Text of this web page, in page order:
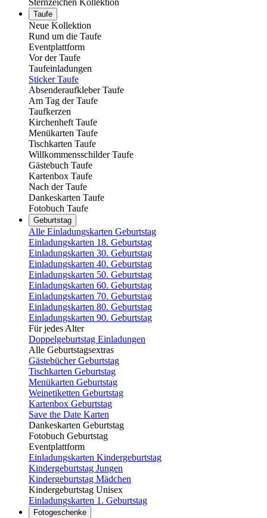
Sternzeichen Kollektion
Taufe
Neue Kollektion
Rund um die Taufe
Eventplattform
Vor der Taufe
Taufeinladungen
Sticker Taufe
Absenderaufkleber Taufe
Am Tag der Taufe
Taufkerzen
Kirchenheft Taufe
Menükarten Taufe
Tischkarten Taufe
Willkommensschilder Taufe
Gästebuch Taufe
Kartenbox Taufe
Nach der Taufe
Dankeskarten Taufe
Fotobuch Taufe
Geburtstag
Alle Einladungskarten Geburtstag
Einladungskarten 18. Geburtstag
Einladungskarten 30. Geburtstag
Einladungskarten 40. Geburtstag
Einladungskarten 50. Geburtstag
Einladungskarten 60. Geburtstag
Einladungskarten 70. Geburtstag
Einladungskarten 80. Geburtstag
Einladungskarten 90. Geburtstag
Für jedes Alter
Doppelgeburtstag Einladungen
Alle Geburtstagsextras
Gästebücher Geburtstag
Tischkarten Geburtstag
Menükarten Geburtstag
Weinetiketten Geburtstag
Kartenbox Geburtstag
Save the Date Karten
Dankeskarten Geburtstag
Fotobuch Geburtstag
Eventplattform
Einladungskarten Kindergeburtstag
Kindergeburtstag Jungen
Kindergeburtstag Mädchen
Kindergeburtstag Unisex
Einladungskarten 1. Geburtstag
Fotogeschenke